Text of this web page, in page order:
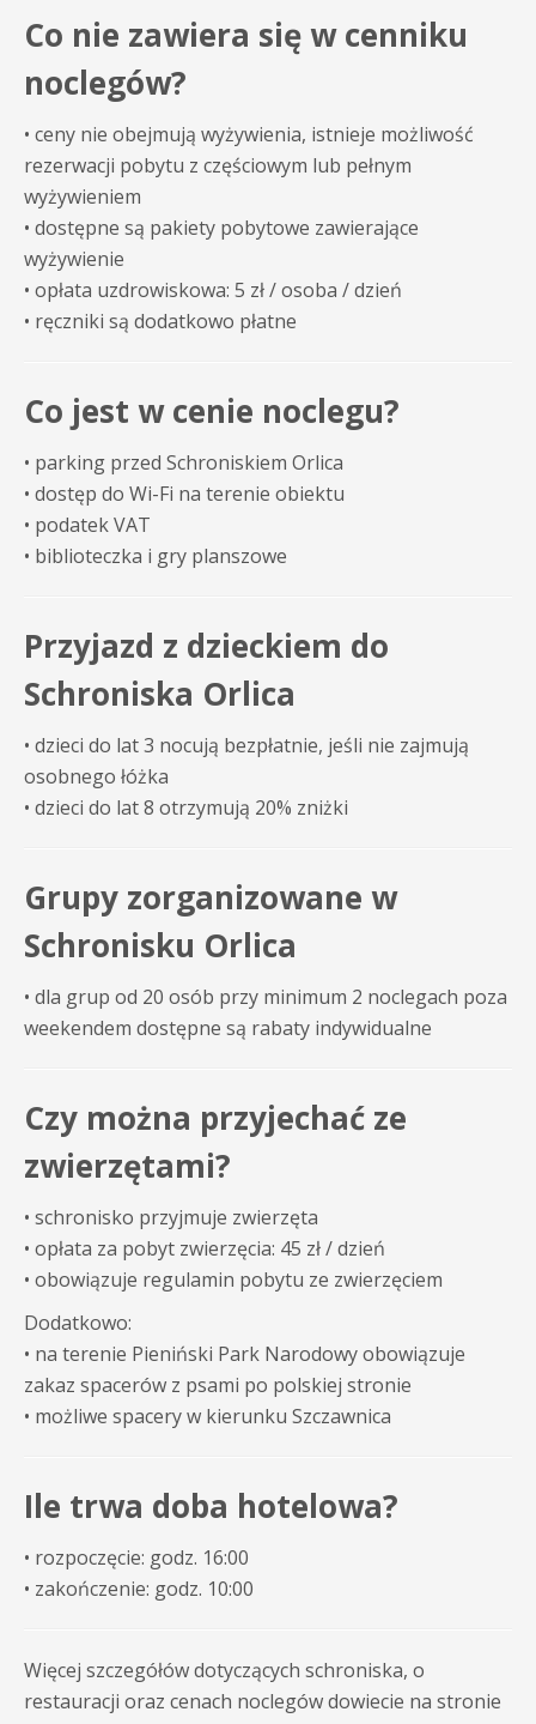
Co nie zawiera się w cenniku
noclegów?
• ceny nie obejmują wyżywienia, istnieje możliwość
rezerwacji pobytu z częściowym lub pełnym
wyżywieniem
• dostępne są pakiety pobytowe zawierające
wyżywienie
• opłata uzdrowiskowa: 5 zł / osoba / dzień
• ręczniki są dodatkowo płatne
Co jest w cenie noclegu?
• parking przed Schroniskiem Orlica
• dostęp do Wi-Fi na terenie obiektu
• podatek VAT
• biblioteczka i gry planszowe
Przyjazd z dzieckiem do
Schroniska Orlica
• dzieci do lat 3 nocują bezpłatnie, jeśli nie zajmują
osobnego łóżka
• dzieci do lat 8 otrzymują 20% zniżki
Grupy zorganizowane w
Schronisku Orlica
• dla grup od 20 osób przy minimum 2 noclegach poza
weekendem dostępne są rabaty indywidualne
Czy można przyjechać ze
zwierzętami?
• schronisko przyjmuje zwierzęta
• opłata za pobyt zwierzęcia: 45 zł / dzień
• obowiązuje regulamin pobytu ze zwierzęciem
Dodatkowo:
• na terenie Pieniński Park Narodowyobowiązuje
zakaz spacerów z psami po polskiej stronie
• możliwe spacery w kierunku Szczawnica
Ile trwa doba hotelowa?
• rozpoczęcie: godz. 16:00
• zakończenie: godz. 10:00
Więcej szczegółów dotyczących schroniska, o
restauracji oraz cenach noclegów dowiecie na stronie